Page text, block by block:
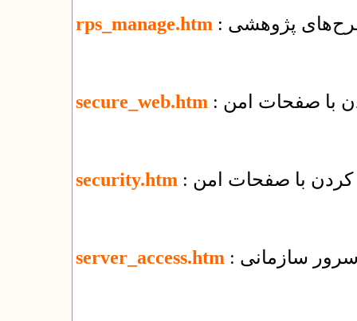
rps_manage.htm پژوهشی
secure_web.htm
security.htm
server_access.htm سرور سازمانی